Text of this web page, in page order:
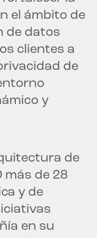
el ámbito de
de datos
clientes a
de
y
de
más de 28
y de
en su